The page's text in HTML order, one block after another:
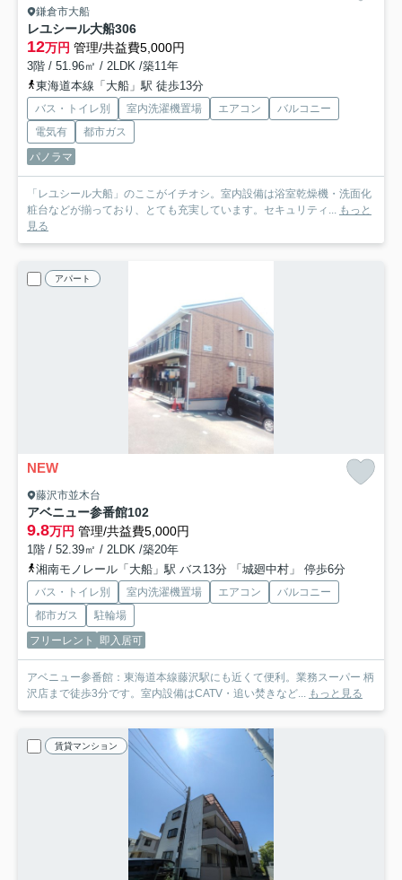
鎌倉市大船
レユシール大船306
12万円 管理/共益費5,000円
3階 / 51.96㎡ / 2LDK /築11年
東海道本線「大船」駅 徒歩13分
バス・トイレ別 室内洗濯機置場 エアコン
バルコニー
電気有
都市ガス
パノラマ
「レユシール大船」のここがイチオシ。室内設備は浴室乾燥機・洗面化
粧台などが揃っており、とても充実しています。セキュリティ... もっと
見る
アパート
NEW
藤沢市並木台
アベニュー参番館102
9.8万円 管理/共益費5,000円
1階 / 52.39㎡ / 2LDK /築20年
湘南モノレール「大船」駅 バス13分 「城廻中村」 停歩6分
バス・トイレ別 室内洗濯機置場 エアコン
バルコニー
都市ガス
駐輪場
フリーレント
即入居可
アベニュー参番館：東海道本線藤沢駅にも近くて便利。業務スーパー 柄
沢店まで徒歩3分です。室内設備はCATV・追い焚きなど... もっと見る
賃貸マンション